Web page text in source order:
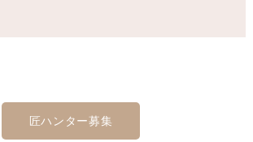
匠ハンター募集